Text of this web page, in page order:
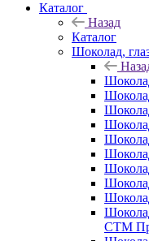
Каталог
Назад
Каталог
Шоколад,
СТМ